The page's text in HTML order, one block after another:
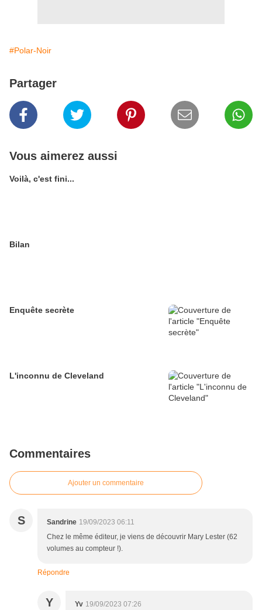
#Polar-Noir
Partager
Vous aimerez aussi
Voilà, c'est fini...
Bilan
Enquête secrète
L'inconnu de Cleveland
Commentaires
Ajouter un commentaire
S Sandrine 19/09/2023 06:11
Chez le même éditeur, je viens de découvrir Mary Lester (62
volumes au compteur !).
Répondre
Y Yv 19/09/2023 07:26